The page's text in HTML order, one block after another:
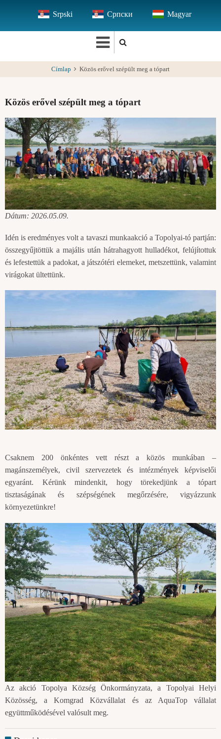
tartalomra
Srpski Српски Magyar
Címlap Közös erővel szépült meg a tópart
Közös erővel szépült meg a tópart
Dátum: 2026.05.09.
Idén is eredményes volt a tavaszi munkaakció a Topolyai-tó partján:
összegyűjtöttük a majális után hátrahagyott hulladékot, felújítottuk
és lefestettük a padokat, a játszótéri elemeket, metszettünk, valamint
virágokat ültettünk.
Csaknem 200 önkéntes vett részt a közös munkában –
magánszemélyek, civil szervezetek és intézmények képviselői
egyaránt. Kérünk mindenkit, hogy törekedjünk a tópart
tisztaságának és szépségének megőrzésére, vigyázzunk
környezetünkre!
Az akció Topolya Község Önkormányzata, a Topolyai Helyi
Közösség, a Komgrad Közvállalat és az AquaTop vállalat
együttműködésével valósult meg.